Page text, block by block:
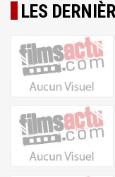
LES